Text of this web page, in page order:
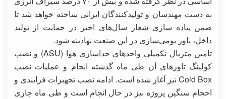
به دست مهندسان و تولیدکنندگان ایرانی ساخته خواهد شد تا
ضمن پیاده سازی شعار سال‌های اخیر در حمایت از تولید
داخل، باور بومی‌سازی در این صنعت نهادینه شود.
تامین متریال تکمیلی واحدهای جداسازی هوا (ASU) و نصب
کولینگ تاورهای آن طی ماه گذشته انجام و عملیات نصب
Cold Box نیز آغاز شده است. ادامه نصب تجهیزات فرایندی و
احجام سنگین پروژه نیز در حال انجام است و طی ماه جاری